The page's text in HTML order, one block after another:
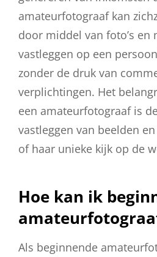
amateurfotograaf kan
door middel van foto’s en
vastleggen op een
zonder de druk van
verplichtingen. Het
een amateurfotograaf is
vastleggen van beelden
of haar unieke kijk op de
Hoe kan ik
Als beginnende